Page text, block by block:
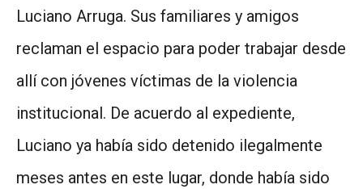
Luciano Arruga. Sus familiares y amigos
reclaman el espacio para poder trabajar desde
allí con jóvenes víctimas de la violencia
institucional. De acuerdo al expediente,
Luciano ya había sido detenido ilegalmente
meses antes en este lugar, donde había sido